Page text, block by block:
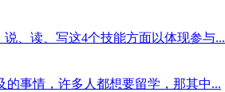
、读、写这4个技能方面以体现参与...
事情，许多人都想要留学，那其中...